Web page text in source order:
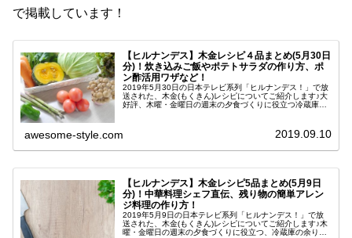
で掲載しています！
【ヒルナンデス】木金レシピ４品まとめ(5月30日
分)！炊き込みご飯やポテトサラダの作り方、ポ
ン酢活用ワザなど！
2019年5月30日の日本テレビ系列「ヒルナンデス！」で放
送された、木金(もくきん)レシピについてご紹介します♪大
好評、木曜・金曜日の週末の夕食づくりに役立つ冷蔵庫の
awesome-style.com 2019.09.10
【ヒルナンデス】木金レシピ5品まとめ(5月9日
分)！中華料理シェフ直伝、残り物の簡単アレン
ジ料理の作り方！
2019年5月9日の日本テレビ系列「ヒルナンデス！」で放
送された、木金(もくきん)レシピについてご紹介します♪木
曜・金曜日の週末の夕食づくりに役立つ、冷蔵庫の余りも